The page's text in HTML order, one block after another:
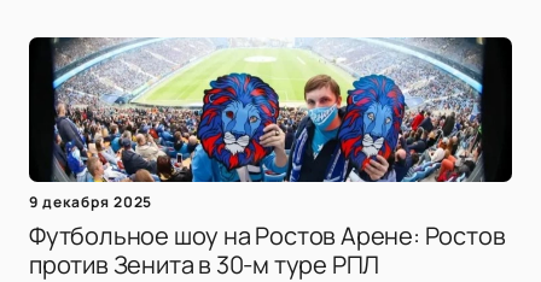
9 декабря 2025
Футбольное шоу на Ростов Арене: Ростов
против Зенита в 30-м туре РПЛ